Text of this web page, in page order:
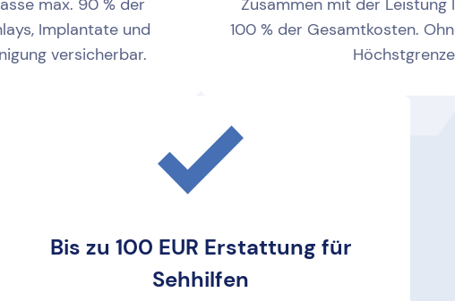
max. 90 % der
Implantate und
versicherbar.
Zusammen mit der Leistung
100 % der Gesamtkosten.
Bis zu 100 EUR Erstattung für
Sehhilfen